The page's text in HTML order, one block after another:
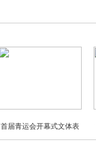
首届青运会开幕式文体表
演简约而不简单